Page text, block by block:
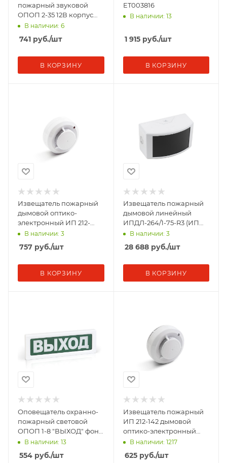
пожарный звуковой
ОПОП 2-35 12В корпус
бел. Рубеж Rbz-208466
В наличии: 6
741 руб./шт
В КОРЗИНУ
ET003816
В наличии: 13
1 915руб./шт
В КОРЗИНУ
Извещатель пожарный
дымовой оптико-
электронный ИП 212-
141М V1.04 Рубеж Rbz-
В наличии: 3
757 руб./шт
В КОРЗИНУ
Извещатель пожарный
дымовой линейный
ИПДЛ-264/1-75-R3 (ИП
212-264/10) (версия ПО:
2.2) Рубеж Rbz-342
В наличии: 3
28 688руб./шт
В КОРЗИНУ
Оповещатель охранно-
пожарный световой
ОПОП 1-8 "ВЫХОД" фон
зел. Рубеж Rbz-338630
В наличии: 13
554 руб./шт
Извещатель пожарный
ИП 212-142 дымовой
оптико-электронный
автономный (сирена
встроенная 85дБ
питание
В наличии: 1217
625руб./шт